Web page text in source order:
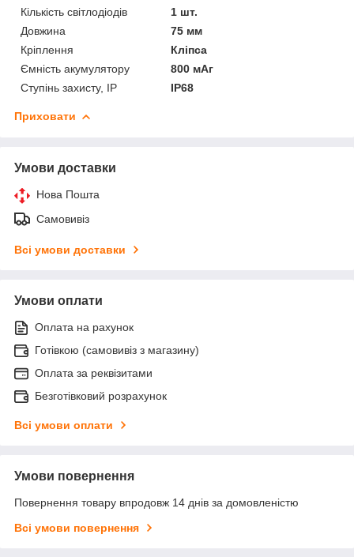
Кількість світлодіодів
1 шт.
Довжина
75 мм
Кріплення
Кліпса
Ємність акумулятору
800 мАг
Ступінь захисту, IP
IP68
Приховати
Умови доставки
Нова Пошта
Самовивіз
Всі умови доставки
Умови оплати
Оплата на рахунок
Готівкою (самовивіз з магазину)
Оплата за реквізитами
Безготівковий розрахунок
Всі умови оплати
Умови повернення
Повернення товару впродовж 14 днів за домовленістю
Всі умови повернення